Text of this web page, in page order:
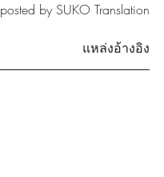
posted by SUKO Translation
แหล่งอ้างอิง